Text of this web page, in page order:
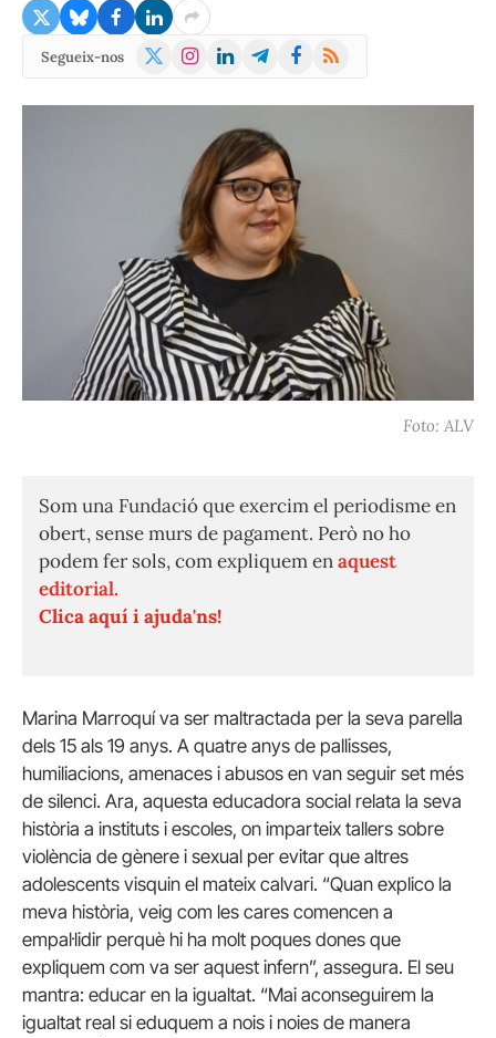
Segueix-nos
X
Instagram
LinkedInTelegramFacebook
RSS
Foto: ALV
Som una Fundació que exercim el periodisme en
obert, sense murs de pagament. Però no ho
podem fer sols, com expliquem enaquest
editorial.
Clica aquí i ajuda'ns!
Marina Marroquí va ser maltractada per la seva parella
dels 15 als 19 anys. A quatre anys de pallisses,
humiliacions, amenaces i abusos en van seguir set més
de silenci. Ara, aquesta educadora social relata la seva
història a instituts i escoles, on imparteix tallers sobre
violència de gènere i sexual per evitar que altres
adolescents visquin el mateix calvari. “Quan explico la
meva història, veig com les cares comencen a
empal·lidir perquè hi ha molt poques dones que
expliquem com va ser aquest infern”, assegura. El seu
mantra: educar en la igualtat. “Mai aconseguirem la
igualtat real si eduquem a nois i noies de manera